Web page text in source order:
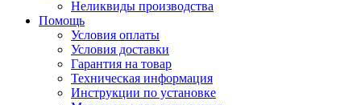
Неликвиды производства
Помощь
Условия оплаты
Условия доставки
Гарантия на товар
Техническая информация
Инструкции по установке